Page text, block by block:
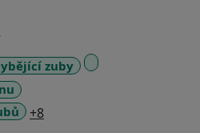
zuby
+8a11y_sr_more_diseases